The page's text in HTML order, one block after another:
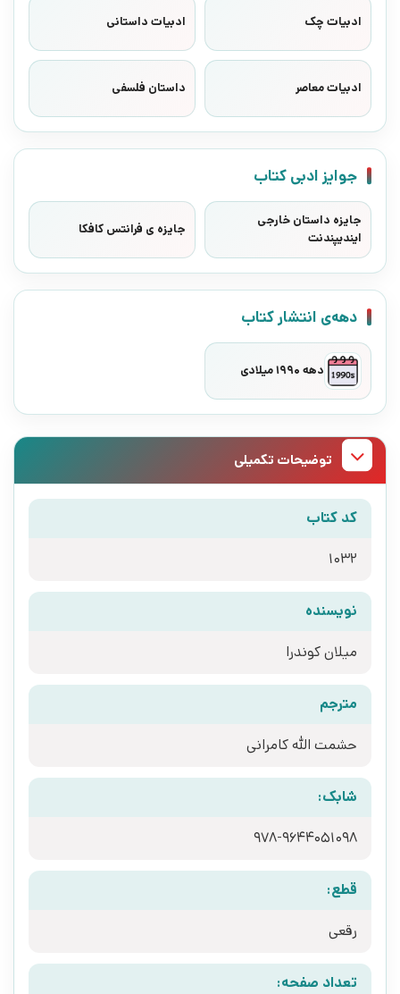
ادبیات چک ادبیات داستانی
ادبیات معاصر داستان فلسفی
جوایز ادبی کتاب
جایزه داستان خارجی
ایندیپندنت
جایزه ی فرانتس کافکا
دهه‌ی انتشار کتاب
دهه 1990 میلادی
توضیحات تکمیلی
کد کتاب
1032
نویسنده
میلان کوندرا
مترجم
حشمت الله کامرانی
شابک:
978-9644051098
قطع:
رقعی
تعداد صفحه: